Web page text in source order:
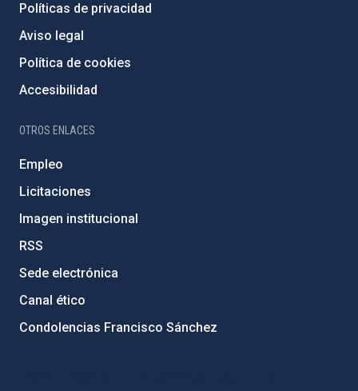
Políticas de privacidad
Aviso legal
Política de cookies
Accesibilidad
OTROS ENLACES
Empleo
Licitaciones
Imagen institucional
RSS
Sede electrónica
Canal ético
Condolencias Francisco Sánchez